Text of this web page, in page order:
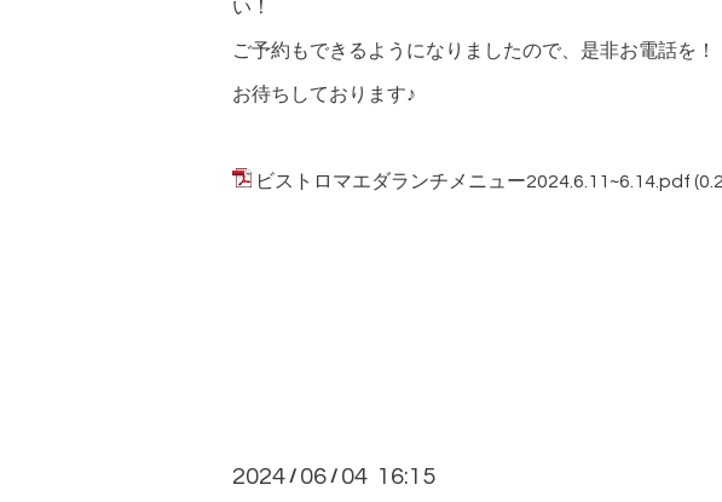
い！
ご予約もできるようになりましたので、是非お電話を！
お待ちしております♪
ビストロマエダランチメニュー2024.6.11~6.14.pdf
2024 / 06 / 04 16:15